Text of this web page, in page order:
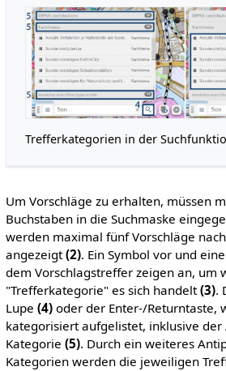
Trefferkategorien in der
Um Vorschläge zu erhalten, müssen
Buchstaben in die Suchmaske
werden maximal fünf Vorschläge
angezeigt(2). Ein Symbol vor und
dem Vorschlagstreffer zeigen an, um
"Trefferkategorie" es sich handelt(3).
Lupe (4)oder der Enter-/Returntaste,
kategorisiert aufgelistet, inklusive der
Kategorie (5). Durch ein weiteres
Kategorien werden die jeweiligen